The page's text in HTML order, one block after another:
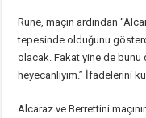
Rune, maçın ardından
tepesinde olduğunu
olacak. Fakat yine de
heyecanlıyım.” İfadelerini
Alcaraz ve Berrettini